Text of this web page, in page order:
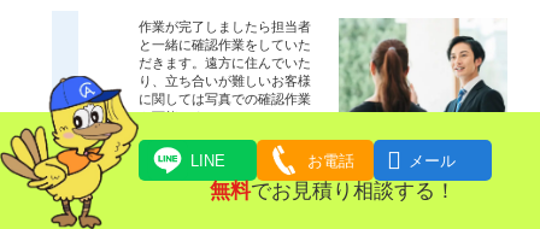
作業が完了しましたら担当者
と一緒に確認作業をしていた
だきます。遠方に住んでいた
り、立ち合いが難しいお客様
に関しては写真での確認作業
も可能です。
LINE お電話  メール
無料でお見積り相談する！